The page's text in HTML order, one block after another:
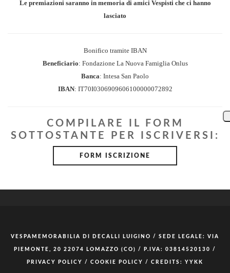
Le premiazioni saranno in memoria di amici Vespisti che ci hanno
lasciato
Bonifico tramite IBAN
Beneficiario: Fondazione La Nuova Famiglia Onlus
Banca: Intesa San Paolo
IBAN: IT70I0306909606100000072892
COMPILARE IL FORM
SOTTOSTANTE PER ISCRIVERSI:
FORM ISCRIZIONE
VESPAMEMORABILIA DI DECALLI LUIGINO / SEDE LEGALE: VIA
PIEMONTE, 20 22074 LOMAZZO (CO) / P.IVA: 03814520130 /
PRIVACY POLICY / COOKIE POLICY / CREDITS: YYKK